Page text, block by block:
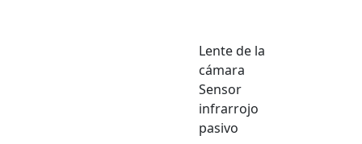
Lente de la
cámara
Sensor
infrarrojo
pasivo